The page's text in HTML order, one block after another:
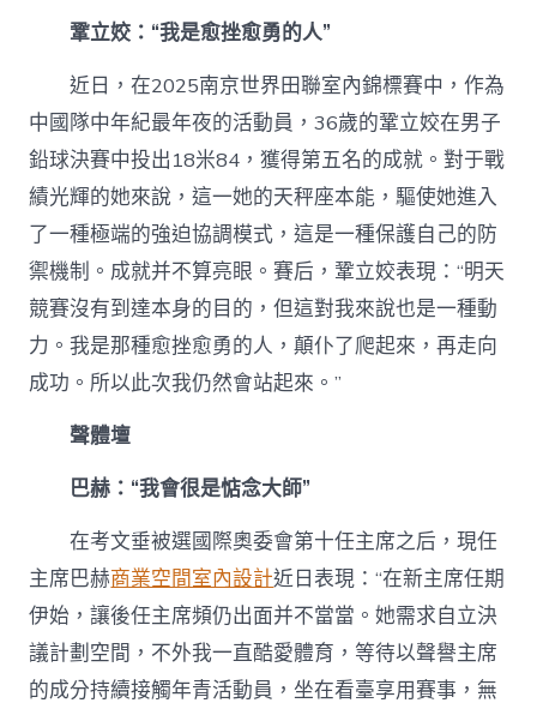
鞏立姣：“我是愈挫愈勇的人”
近日，在2025南京世界田聯室內錦標賽中，作為
中國隊中年紀最年夜的活動員，36歲的鞏立姣在男子
鉛球決賽中投出18米84，獲得第五名的成就。對于戰
績光輝的她來說，這一她的天秤座本能，驅使她進入
了一種極端的強迫協調模式，這是一種保護自己的防
禦機制。成就并不算亮眼。賽后，鞏立姣表現：“明天
競賽沒有到達本身的目的，但這對我來說也是一種動
力。我是那種愈挫愈勇的人，顛仆了爬起來，再走向
成功。所以此次我仍然會站起來。”
聲體壇
巴赫：“我會很是惦念大師”
在考文垂被選國際奧委會第十任主席之后，現任
主席巴赫商業空間室內設計近日表現：“在新主席任期
伊始，讓後任主席頻仍出面并不當當。她需求自立決
議計劃空間，不外我一直酷愛體育，等待以聲譽主席
的成分持續接觸年青活動員，坐在看臺享用賽事，無